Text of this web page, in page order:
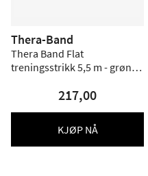
Thera-Band
Thera Band Flat
treningsstrikk 5,5 m - grønn -
217,00
KJØP NÅ